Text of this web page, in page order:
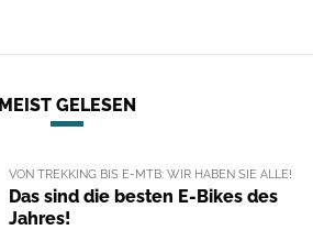
MEIST GELESEN
VON TREKKING BIS E-MTB: WIR HABEN SIE ALLE!
Das sind die besten E-Bikes des
Jahres!